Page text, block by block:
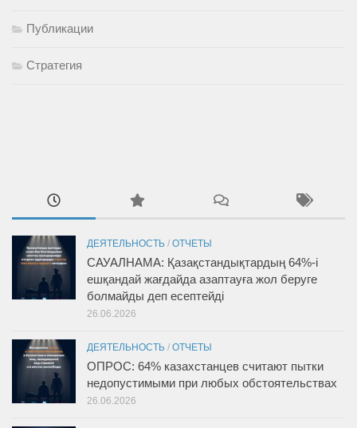
Публикации
Стратегия
ДЕЯТЕЛЬНОСТЬ / ОТЧЕТЫ
САУАЛНАМА: Қазақстандықтардың 64%-і
ешқандай жағдайда азаптауға жол беруге
болмайды деп есептейді
26.06.2026
ДЕЯТЕЛЬНОСТЬ / ОТЧЕТЫ
ОПРОС: 64% казахстанцев считают пытки
недопустимыми при любых обстоятельствах
26.06.2026